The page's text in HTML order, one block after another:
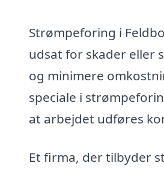
Strømpeforing i
udsat for skader eller
og minimere
speciale i
at arbejdet udføres
Et firma, der tilbyder